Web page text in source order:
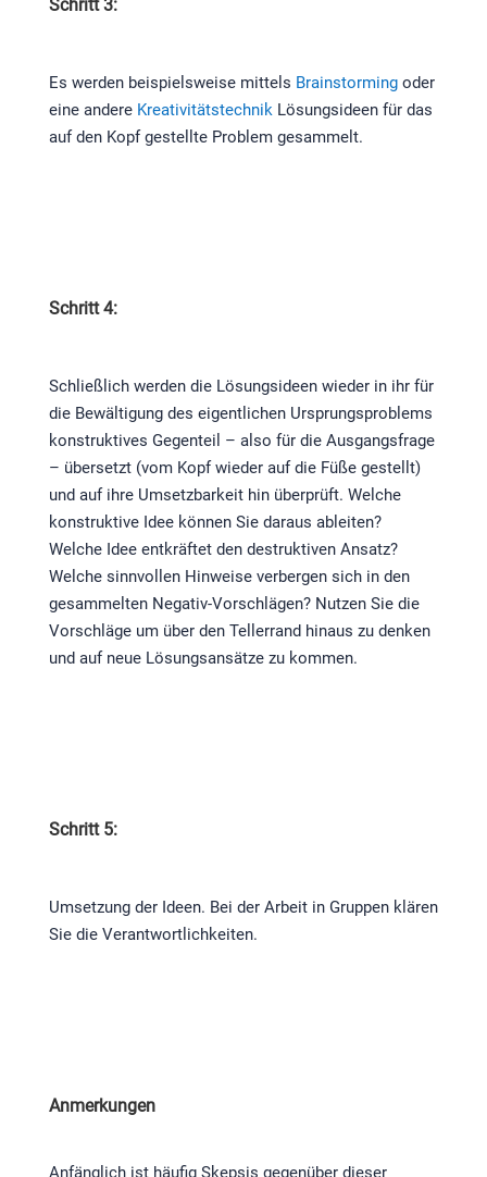
Schritt 3:
Es werden beispielsweise mittels Brainstormingoder
eine andere KreativitätstechnikLösungsideen für das
auf den Kopf gestellte Problem gesammelt.
Schritt 4:
Schließlich werden die Lösungsideen wieder in ihr für
die Bewältigung des eigentlichen Ursprungsproblems
konstruktives Gegenteil – also für die Ausgangsfrage
– übersetzt (vom Kopf wieder auf die Füße gestellt)
und auf ihre Umsetzbarkeit hin überprüft. Welche
konstruktive Idee können Sie daraus ableiten?
Welche Idee entkräftet den destruktiven Ansatz?
Welche sinnvollen Hinweise verbergen sich in den
gesammelten Negativ-Vorschlägen? Nutzen Sie die
Vorschläge um über den Tellerrand hinaus zu denken
und auf neue Lösungsansätze zu kommen.
Schritt 5:
Umsetzung der Ideen. Bei der Arbeit in Gruppen klären
Sie die Verantwortlichkeiten.
Anmerkungen
Anfänglich ist häufig Skepsis gegenüber dieser